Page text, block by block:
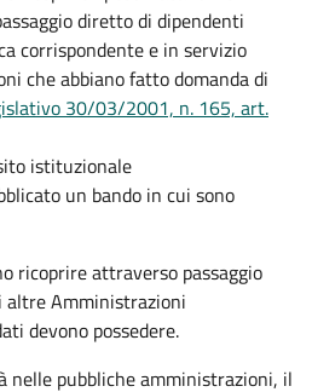
diretto di dipendenti
corrispondente e in servizio
che abbiano fatto domanda di
30/03/2001, n. 165, art.
istituzionale
un bando in cui sono
ricoprire attraverso passaggio
altre Amministrazioni
devono possedere.
nelle pubbliche amministrazioni, il